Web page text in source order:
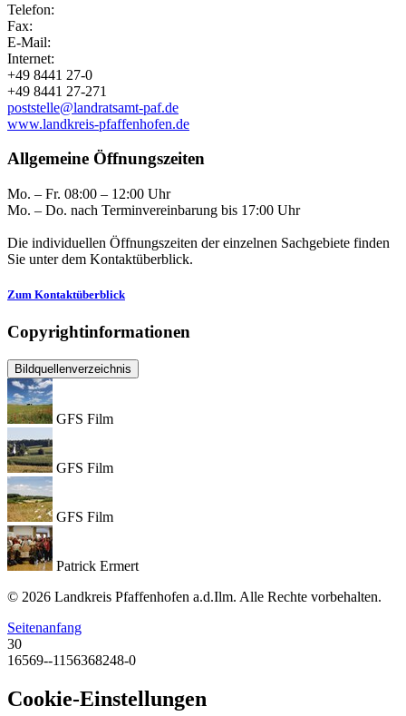
Telefon:
Fax:
E-Mail:
Internet:
+49 8441 27-0
+49 8441 27-271
poststelle@landratsamt-paf.de
www.landkreis-pfaffenhofen.de
Allgemeine Öffnungszeiten
Mo. – Fr. 08:00 – 12:00 Uhr
Mo. – Do. nach Terminvereinbarung bis 17:00 Uhr
Die individuellen Öffnungszeiten der einzelnen Sachgebiete finden
Sie unter dem Kontaktüberblick.
Zum Kontaktüberblick
Copyrightinformationen
Bildquellenverzeichnis
GFS Film
GFS Film
GFS Film
Patrick Ermert
© 2026 Landkreis Pfaffenhofen a.d.Ilm. Alle Rechte vorbehalten.
Seitenanfang
30
16569--1156368248-0
Cookie-Einstellungen